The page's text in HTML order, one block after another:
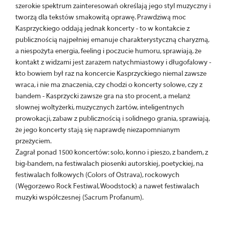
szerokie spektrum zainteresowań określają jego styl muzyczny i
tworzą dla tekstów smakowitą oprawę. Prawdziwą moc
Kasprzyckiego oddają jednak koncerty - to w kontakcie z
publicznością najpełniej emanuje charakterystyczną charyzmą,
a niespożyta energia, feeling i poczucie humoru, sprawiają, że
kontakt z widzami jest zarazem natychmiastowy i długofalowy -
kto bowiem był raz na koncercie Kasprzyckiego niemal zawsze
wraca, i nie ma znaczenia, czy chodzi o koncerty solowe, czy z
bandem - Kasprzycki zawsze gra na sto procent, a melanż
słownej woltyżerki, muzycznych żartów, inteligentnych
prowokacji, zabaw z publicznością i solidnego grania, sprawiają,
że jego koncerty stają się naprawdę niezapomnianym
przeżyciem.
Zagrał ponad 1500 koncertów: solo, konno i pieszo, z bandem, z
big-bandem, na festiwalach piosenki autorskiej, poetyckiej, na
festiwalach folkowych (Colors of Ostrava), rockowych
(Węgorzewo Rock Festiwal, Woodstock) a nawet festiwalach
muzyki współczesnej (Sacrum Profanum).